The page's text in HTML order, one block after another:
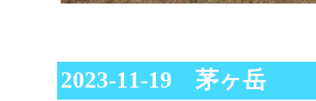
2023-11-19 茅ヶ岳